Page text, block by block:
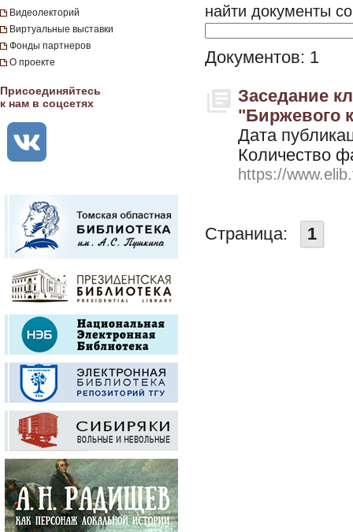
Видеолекторий
Виртуальные выставки
Фонды партнеров
О проекте
Присоединяйтесь
к нам в соцсетях
найти документы
Документов: 1
Заседание
"Биржевого
Дата
Количество
https://
Страница: 1